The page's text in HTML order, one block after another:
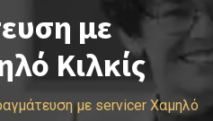
με
Κιλκίς
με servicer Χαμηλό